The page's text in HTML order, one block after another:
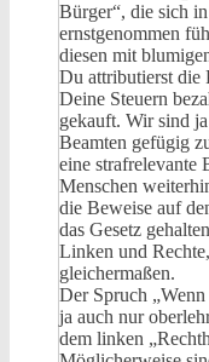
Bürger“, die sich
ernstgenommen
diesen mit
Du attributierst die
Deine Steuern
gekauft. Wir sind
Beamten gefügig
eine strafrelevante
Menschen
die Beweise auf
das Gesetz
Linken und
gleichermaßen.
Der Spruch
ja auch nur
dem linken